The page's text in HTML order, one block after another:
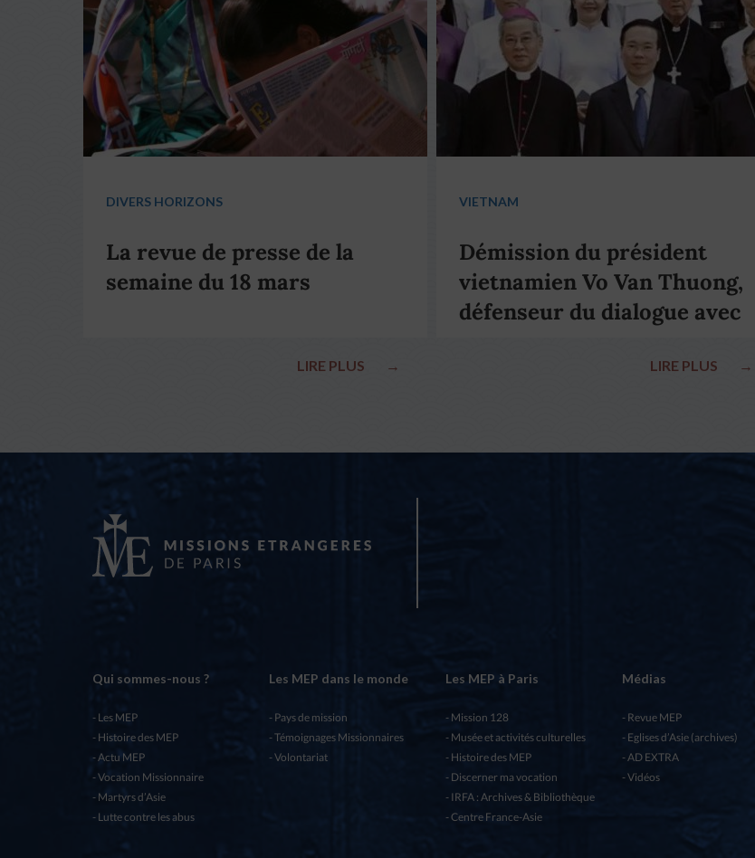
DIVERS HORIZONS
La revue de presse de la
semaine du 18 mars
LIRE PLUS →
VIETNAM
Démission du président
vietnamien Vo Van Thuong,
défenseur du dialogue avec
LIRE PLUS →
Qui sommes-nous ?
Les MEP
Histoire des MEP
Actu MEP
Vocation Missionnaire
Martyrs d’Asie
Lutte contre les abus
Les MEP dans le monde
Pays de mission
Témoignages Missionnaires
Volontariat
Les MEP à Paris
Mission 128
Musée et activités culturelles
Histoire des MEP
Discerner ma vocation
IRFA : Archives & Bibliothèque
Centre France-Asie
Médias
Revue MEP
Eglises d’Asie (archives)
AD EXTRA
Vidéos